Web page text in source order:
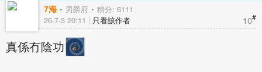
7海 男爵府 積分: 6111
10#
26-7-3 20:11 只看該作者
真係冇陰功